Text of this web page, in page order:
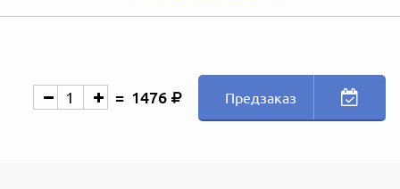
1476 Предзаказ